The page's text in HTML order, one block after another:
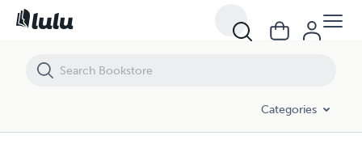
Categories
FAÉERIA